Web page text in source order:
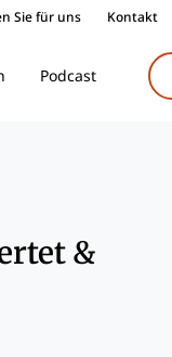
Sie für uns Kontakt
Podcast
&